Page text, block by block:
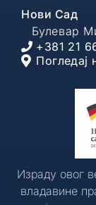
Нови Сад
Булевар
+381 21
Погледај
Израду овог
владавине